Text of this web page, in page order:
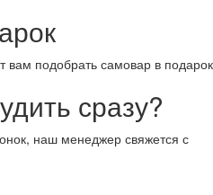
вам подобрать самовар в подарок
сразу?
наш менеджер свяжется с